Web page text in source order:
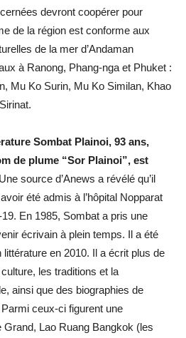
devront coopérer pour
de la région est conforme aux
de la mer d’Andaman
à Ranong, Phang-nga et Phuket :
Mu Ko Surin, Mu Ko Similan, Khao
Sombat Plainoi, 93 ans,
de plume “Sor Plainoi”, est
Une source d’Anews a révélé qu’il
été admis à l’hôpital Nopparat
En 1985, Sombat a pris une
écrivain à plein temps. Il a été
en 2010. Il a écrit plus de
les traditions et la
ainsi que des biographies de
ceux-ci figurent une
Grand, Lao Ruang Bangkok (les